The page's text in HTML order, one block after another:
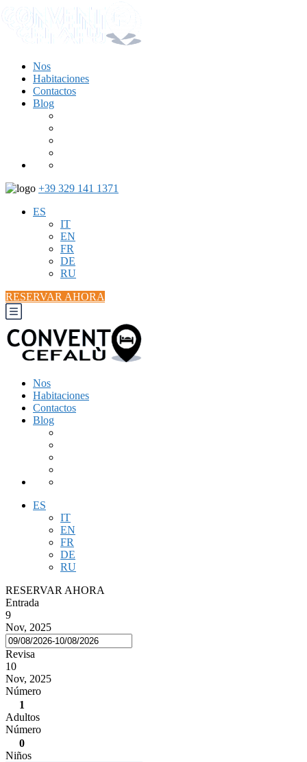
Nos
Habitaciones
Contactos
Blog
+39 329 141 1371
ES
IT
EN
FR
DE
RU
RESERVAR AHORA
Nos
Habitaciones
Contactos
Blog
ES
IT
EN
FR
DE
RU
RESERVAR AHORA
Entrada
9
Nov, 2025
Revisa
10
Nov, 2025
Número
1
Adultos
Número
0
Niños